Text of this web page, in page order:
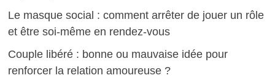
Le masque social : comment arrêter de jouer un rôle
et être soi-même en rendez-vous
Couple libéré : bonne ou mauvaise idée pour
renforcer la relation amoureuse ?